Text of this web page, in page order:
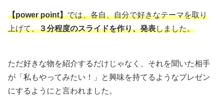
【power point】では、各自、自分で好きなテーマを取り
上げて、３分程度のスライドを作り、発表しました。
ただ好きな物を紹介するだけじゃなく、それを聞いた相手
が「私もやってみたい！」と興味を持てるようなプレゼン
にするようにと言われました。